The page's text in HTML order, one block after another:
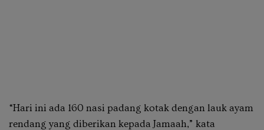
“Hari ini ada 160 nasi padang kotak dengan lauk ayam
rendang yang diberikan kepada Jamaah,” kata